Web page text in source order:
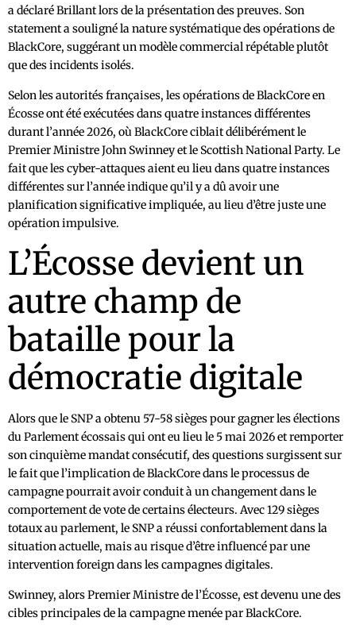
a déclaré Brillant lors de la présentation des preuves. Son
statement a souligné la nature systématique des opérations de
BlackCore, suggérant un modèle commercial répétable plutôt
que des incidents isolés.
Selon les autorités françaises, les opérations de BlackCore en
Écosse ont été exécutées dans quatre instances différentes
durant l’année 2026, où BlackCore ciblait délibérément le
Premier Ministre John Swinney et le Scottish National Party. Le
fait que les cyber-attaques aient eu lieu dans quatre instances
différentes sur l’année indique qu’il y a dû avoir une
planification significative impliquée, au lieu d’être juste une
opération impulsive.
L’Écosse devient un
autre champ de
bataille pour la
démocratie digitale
Alors que le SNP a obtenu 57-58 sièges pour gagner les élections
du Parlement écossais qui ont eu lieu le 5 mai 2026 et remporter
son cinquième mandat consécutif, des questions surgissent sur
le fait que l’implication de BlackCore dans le processus de
campagne pourrait avoir conduit à un changement dans le
comportement de vote de certains électeurs. Avec 129 sièges
totaux au parlement, le SNP a réussi confortablement dans la
situation actuelle, mais au risque d’être influencé par une
intervention foreign dans les campagnes digitales.
Swinney, alors Premier Ministre de l’Écosse, est devenu une des
cibles principales de la campagne menée par BlackCore.